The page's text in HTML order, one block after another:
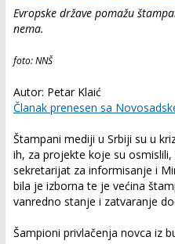
Evropske države pomažu
nema.
foto: NNŠ
Autor: Petar Klaić
Članak prenesen sa
Štampani mediji u Srbiji su u
ih, za projekte koje su
sekretarijat za informisanje i
bila je izborna te je većina
vanredno stanje i zatvaranje
Šampioni privlačenja novca iz